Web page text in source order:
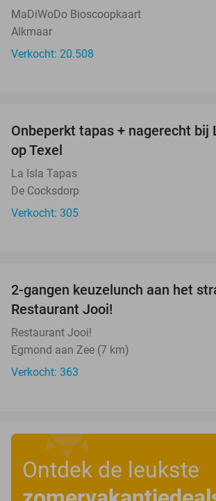
MaDiWoDo Bioscoopkaart
Alkmaar
Verkocht: 20.508
Onbeperkt tapas + nagerecht bij
op Texel
La Isla Tapas
De Cocksdorp
Verkocht: 305
2-gangen keuzelunch aan het
Restaurant Jooi!
Restaurant Jooi!
Egmond aan Zee (7 km)
Verkocht: 363
Ontdek de leukste